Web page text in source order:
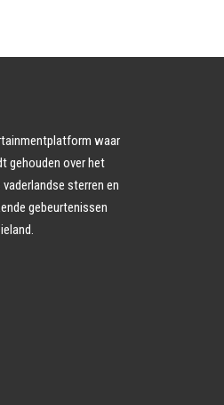
waar
gehouden over het
sterren en
gebeurtenissen